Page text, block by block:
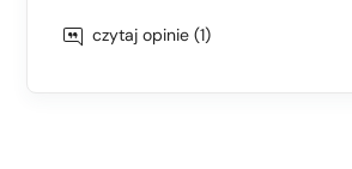
czytaj opinie (1)